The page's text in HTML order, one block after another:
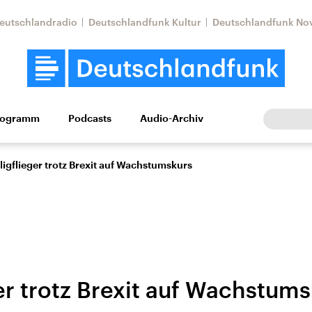
Deutschlandfunk Kultur Deutschlandfunk
Wissen Kultur Europa
Beiträge,
Nahostkonflikt
Iran
Podcasts Audio-Archiv
trotz Brexit auf Wachstumskurs
trotz Brexit auf